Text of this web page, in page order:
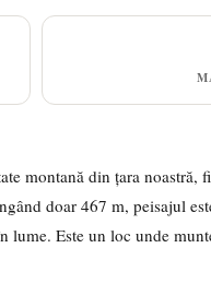
montană din țara
doar 467 m, peisajul
lume. Este un loc unde